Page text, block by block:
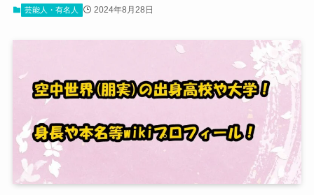
芸能人・有名人 2024年8月28日